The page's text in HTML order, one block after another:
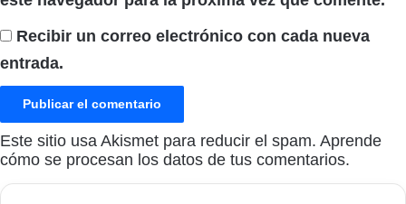
Recibir un correo electrónico con cada nueva
entrada.
Este sitio usa Akismet para reducir el spam. Aprende
cómo se procesan los datos de tus comentarios.